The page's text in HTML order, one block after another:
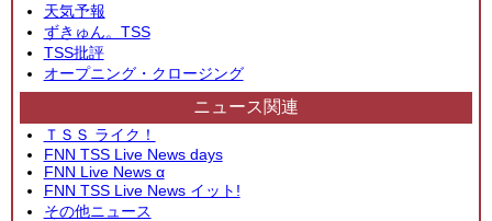
天気予報
ずきゅん。TSS
TSS批評
オープニング・クロージング
ニュース関連
ＴＳＳ ライク！
FNN TSS Live News days
FNN Live News α
FNN TSS Live News イット!
その他ニュース